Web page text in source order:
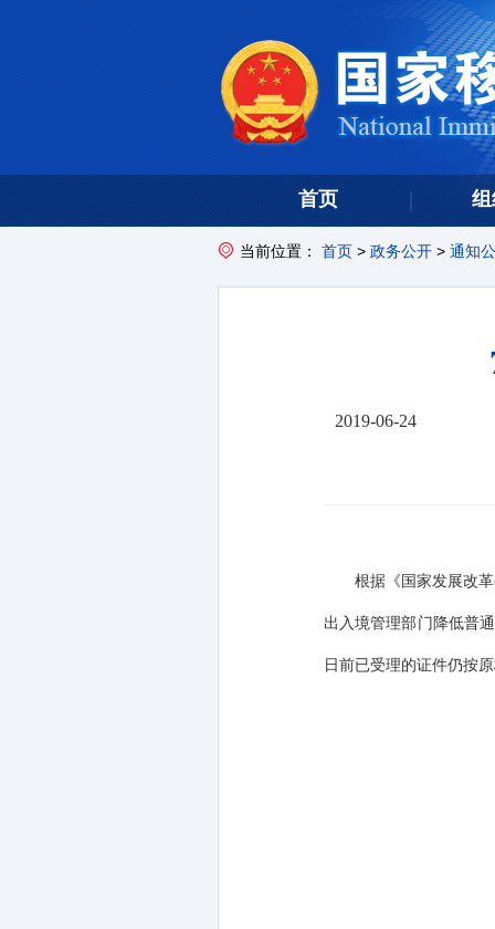
首页
当前位置： 首页> 政务公开> 通知
2019-06-24
根据《国家发展改
出入境管理部门降低普
日前已受理的证件仍按